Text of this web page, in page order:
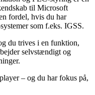
til Microsoft
fordel, hvis du har
som f.eks. IGSS.
du trives i en funktion,
selvstændigt og
– og du har fokus på,